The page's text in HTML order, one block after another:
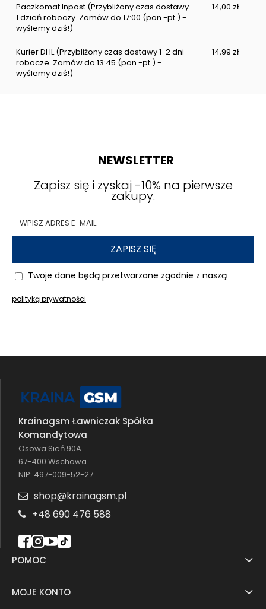
Paczkomat Inpost(Przybliżony czas dostawy
1 dzień roboczy. Zamów do 17:00 (pon.-pt.) -
wyślemy dziś!)
14,00 zł
Kurier DHL(Przybliżony czas dostawy 1-2 dni
robocze. Zamów do 13:45 (pon.-pt.) -
wyślemy dziś!)
14,99 zł
NEWSLETTER
Zapisz się i zyskaj -10% na pierwsze
zakupy.
ZAPISZ SIĘ
Twoje dane będą przetwarzane zgodnie z naszą
polityką prywatności
POMOC
MOJE KONTO
Krainagsm Ławniczak Spółka
Komandytowa
Osowa Sień 90A
67-400 Wschowa
NIP: 497-009-52-27
shop@krainagsm.pl
+48 690 476 588